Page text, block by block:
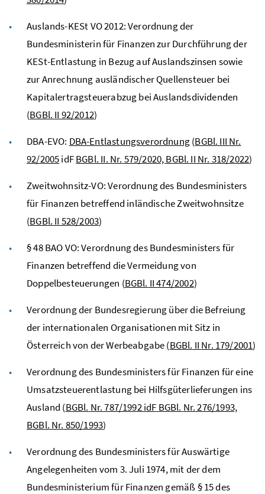
Auslands-KEStVO2012: Verordnung der
Bundesministerin für Finanzen zur Durchführung der
KESt-Entlastung in Bezug auf Auslandszinsen sowie
zur Anrechnung ausländischer Quellensteuer bei
Kapitalertragsteuerabzug bei Auslandsdividenden
(BGBl. II 92/2012)
DBA-EVO: DBA-Entlastungsverordnung(BGBl. III Nr.
92/2005idFBGBl. II. Nr. 579/2020,BGBl. II Nr. 318/2022)
Zweitwohnsitz-VO: Verordnung des Bundesministers
für Finanzen betreffend inländische Zweitwohnsitze
(BGBl. II 528/2003)
§ 48 BAOVO:Verordnung des Bundesministers für
Finanzen betreffend die Vermeidung von
Doppelbesteuerungen (BGBl. II 474/2002)
Verordnung der Bundesregierung über die Befreiung
der internationalen Organisationen mit Sitz in
Österreich von der Werbeabgabe (BGBl. II Nr. 179/2001)
Verordnung des Bundesministers für Finanzen für eine
Umsatzsteuerentlastung bei Hilfsgüterlieferungen ins
Ausland (BGBl. Nr.787/1992idF BGBl. Nr.276/1993,
BGBl. Nr. 850/1993)
Verordnung des Bundesministers für Auswärtige
Angelegenheiten vom 3. Juli 1974, mit der dem
Bundesministerium für Finanzen gemäß § 15 des